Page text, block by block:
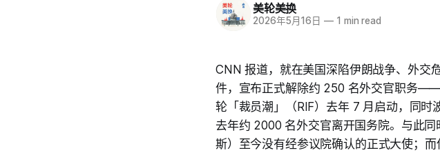
美轮美换
2026年5月16日 — 1 min read
CNN 报道，就在美国深陷伊朗战争、外交
件，宣布正式解除约 250 名外交官职务
轮「裁员潮」（RIF）去年 7 月启动，同时
去年约 2000 名外交官离开国务院。与此
斯）至今没有经参议院确认的正式大使；